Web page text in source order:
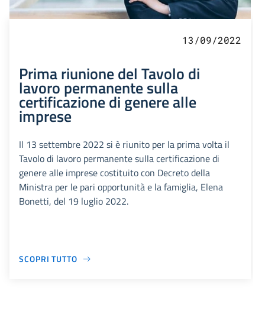
13/09/2022
Prima riunione del Tavolo di
lavoro permanente sulla
certificazione di genere alle
imprese
Il 13 settembre 2022 si è riunito per la prima volta il
Tavolo di lavoro permanente sulla certificazione di
genere alle imprese costituito con Decreto della
Ministra per le pari opportunità e la famiglia, Elena
Bonetti, del 19 luglio 2022.
SCOPRI TUTTO